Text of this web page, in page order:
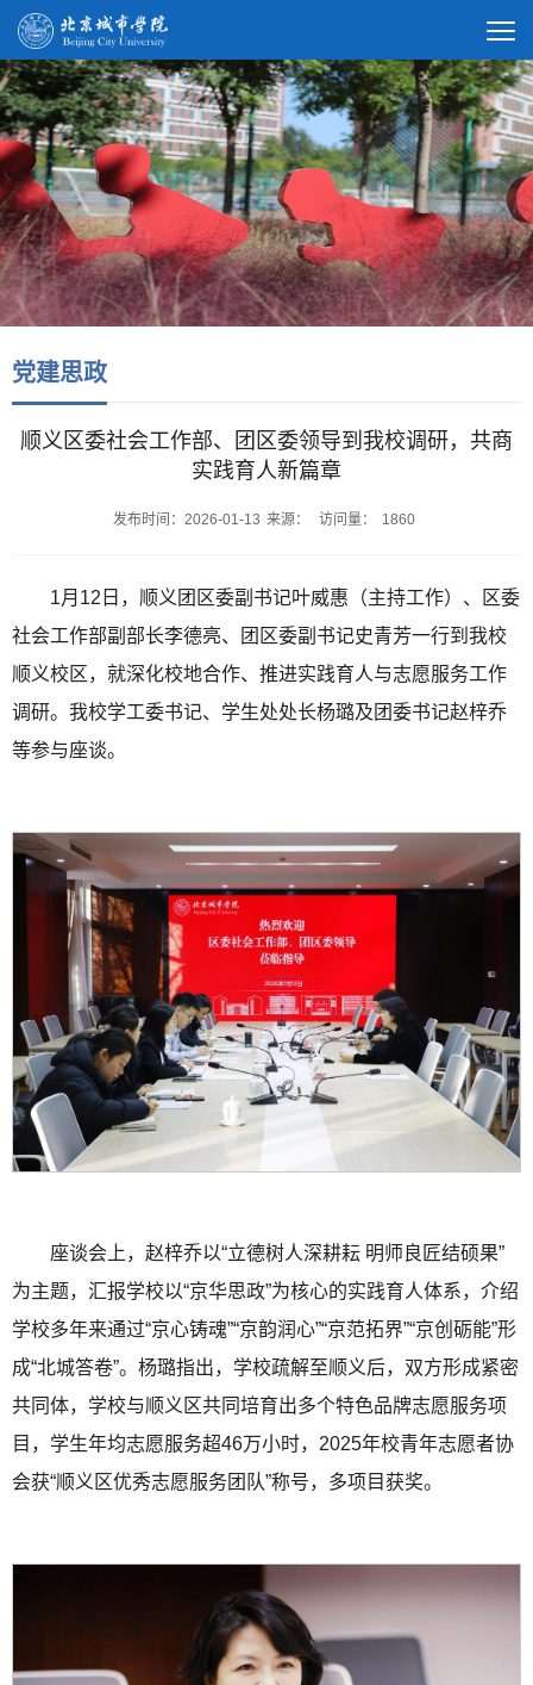
党建思政
顺义区委社会工作部、团区委领导到我校调研，共商
实践育人新篇章
发布时间：2026-01-13 来源： 访问量： 1860
1月12日，顺义团区委副书记叶威惠（主持工作）、区委
社会工作部副部长李德亮、团区委副书记史青芳一行到我校
顺义校区，就深化校地合作、推进实践育人与志愿服务工作
调研。我校学工委书记、学生处处长杨璐及团委书记赵梓乔
等参与座谈。
座谈会上，赵梓乔以“立德树人深耕耘 明师良匠结硕果”
为主题，汇报学校以“京华思政”为核心的实践育人体系，介绍
学校多年来通过“京心铸魂”“京韵润心”“京范拓界”“京创砺能”形
成“北城答卷”。杨璐指出，学校疏解至顺义后，双方形成紧密
共同体，学校与顺义区共同培育出多个特色品牌志愿服务项
目，学生年均志愿服务超46万小时，2025年校青年志愿者协
会获“顺义区优秀志愿服务团队”称号，多项目获奖。